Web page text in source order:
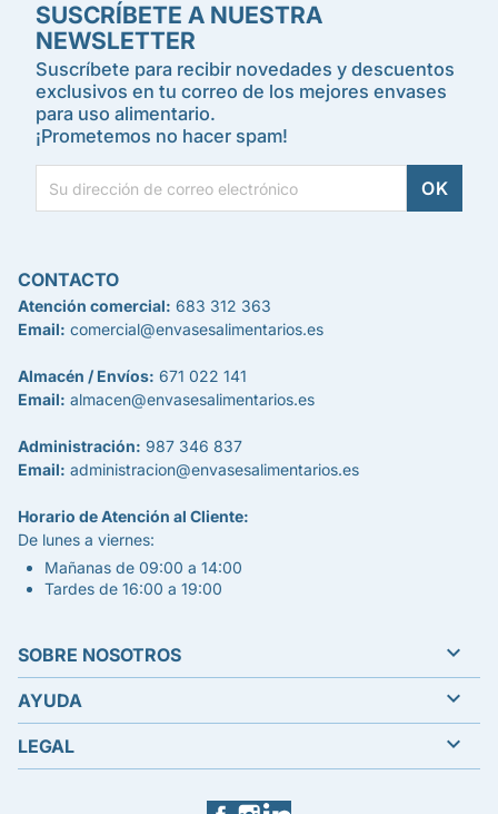
SUSCRÍBETE A NUESTRA
NEWSLETTER
Suscríbete para recibir novedades y descuentos
exclusivos en tu correo de los mejores envases
para uso alimentario.
¡Prometemos no hacer spam!
CONTACTO
Atención comercial: 683 312 363
Email: comercial@envasesalimentarios.es
Almacén / Envíos: 671 022 141
Email: almacen@envasesalimentarios.es
Administración: 987 346 837
Email: administracion@envasesalimentarios.es
Horario de Atención al Cliente:
De lunes a viernes:
Mañanas de 09:00 a 14:00
Tardes de 16:00 a 19:00
SOBRE NOSOTROS 
AYUDA 
LEGAL 